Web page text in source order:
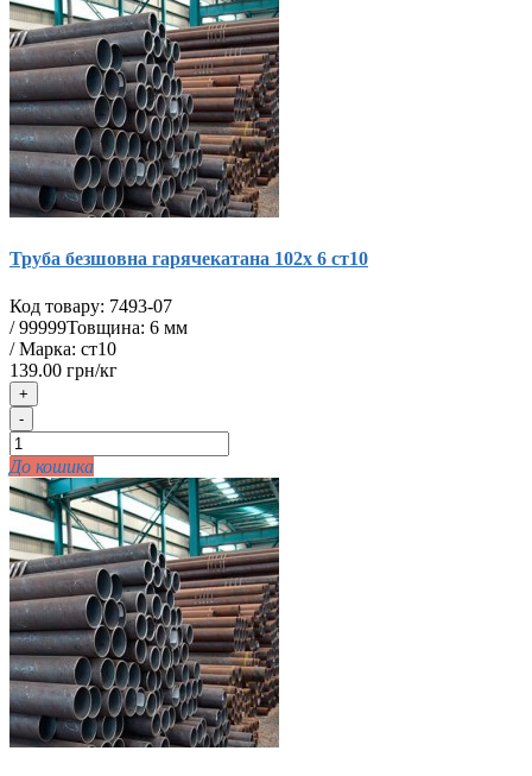
Труба безшовна гарячекатана 102х 6 ст10
Код товару: 7493-07
/99999Товщина: 6 мм
/ Марка: ст10
139.00 грн/кг
+
-
До кошика